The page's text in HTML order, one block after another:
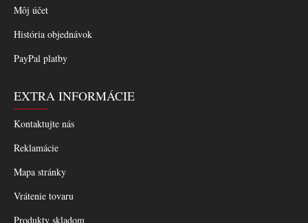
Môj účet
História objednávok
PayPal platby
EXTRA INFORMÁCIE
Kontaktujte nás
Reklamácie
Mapa stránky
Vrátenie tovaru
Produkty skladom